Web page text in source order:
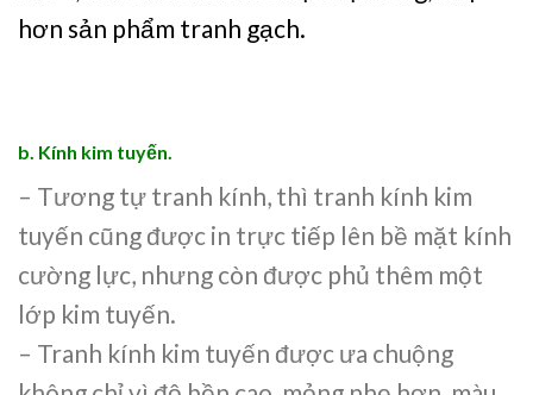
hơn sản phẩm tranh gạch.
b. Kính kim tuyến.
– Tương tự tranh kính, thì tranh kính kim
tuyến cũng được in trực tiếp lên bề mặt kính
cường lực, nhưng còn được phủ thêm một
lớp kim tuyến.
– Tranh kính kim tuyến được ưa chuộng